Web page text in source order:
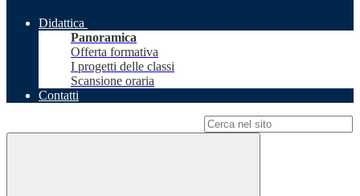
Didattica
Panoramica
Offerta formativa
I progetti delle classi
Scansione oraria
Contatti